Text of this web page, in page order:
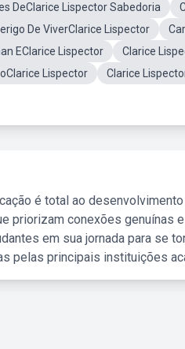
DeClarice Lispector Sabedoria
De ViverClarice Lispector
EClarice Lispector
Clarice
Lispector Clarice
é total ao
priorizam conexões genuínas
em sua jornada para se
pelas principais instituições